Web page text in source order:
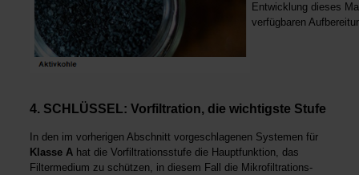
Entwicklung dieses
verfügbaren
4. SCHLÜSSEL: Vorfiltration, die wichtigste Stufe
In den im vorherigen Abschnitt vorgeschlagenen Systemen für
Klasse Ahat die Vorfiltrationsstufe die Hauptfunktion, das
Filtermedium zu schützen, in diesem Fall die Mikrofiltrations-